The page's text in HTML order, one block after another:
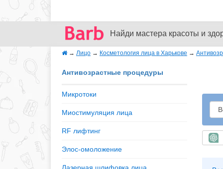
Найди мастера красоты и
→ Лицо → Косметология лица в Харькове →
Антивозрастные процедуры
Микротоки
Миостимуляция лица
RF лифтинг
Элос-омоложение